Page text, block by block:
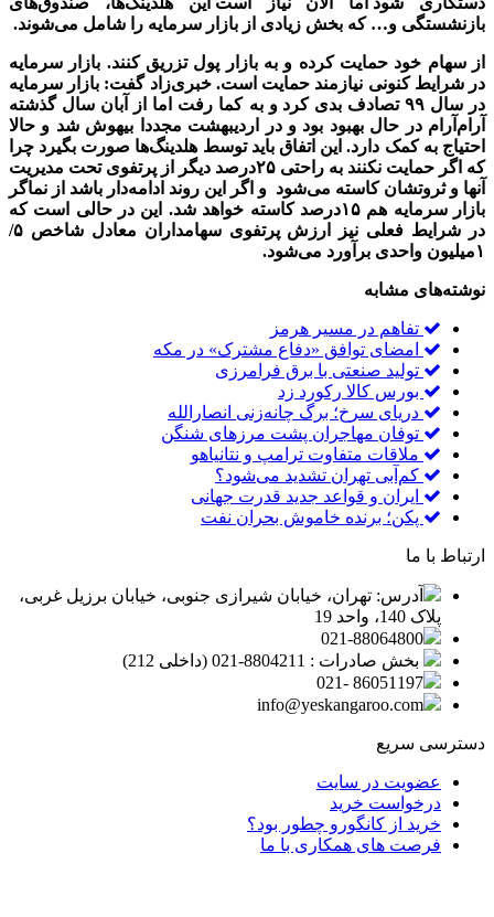
بازنشستگی و… که بخش زیادی از بازار سرمایه را شامل می‌شوند.
از سهام خود حمایت کرده و به بازار پول تزریق کنند. بازار سرمایه
در شرایط کنونی نیازمند حمایت است. خبری‌زاد گفت: بازار سرمایه
در سال ۹۹ تصادف بدی کرد
.و به کما رفت اما از آبان سال گذشته
آرام‌آرام در حال بهبود بود و در اردیبهشت مجددا بیهوش شد و حالا
احتیاج به کمک دارد. این اتفاق باید توسط هلدینگ‌ها صورت بگیرد چرا
که اگر حمایت نکنند به راحتی ۲۵‌درصد دیگر
از پرتفوی تحت مدیریت
آنها و ثروتشان کاسته می‌شود و اگر این روند ادامه‌دار باشد از نماگر
بازار سرمایه هم ۱۵‌درصد کاسته خواهد شد. این در حالی است که
در شرایط فعلی نیز ارزش پرتفوی سهامداران معادل شاخص ۵/
۱میلیون واحدی برآورد می‌شود.
نوشته‌های مشابه
تفاهم در مسیر هرمز
امضای توافق «دفاع مشترک» در مکه
تولید صنعتی با برق فرامرزی
بورس کالا رکورد زد
دریای سرخ؛ برگ چانه‌زنی انصارالله
توفان مهاجران پشت مرزهای شنگن
ملاقات متفاوت ترامپ و نتانیاهو
کم‌آبی تهران تشدید می‌شود؟
ایران و قواعد جدید قدرت جهانی
پکن؛ برنده خاموش بحران نفت
ارتباط با ما
آدرس: تهران، خیابان شیرازی جنوبی، خیابان برزیل غربی،
پلاک 140، واحد 19
021-88064800
بخش صادرات : 8804211-021 (داخلی 212)
86051197 -021
info@yeskangaroo.com
دسترسی سریع
عضویت در سایت
درخواست خرید
خرید از کانگورو چطور بود؟
فرصت های همکاری با ما